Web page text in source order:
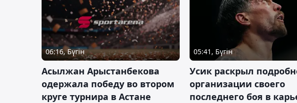
06:16, Бүгін
Асылжан Арыстанбекова
одержала победу во втором
круге турнира в Астане
05:41, Бүгін
Усик раскрыл
организации своего
последнего боя в